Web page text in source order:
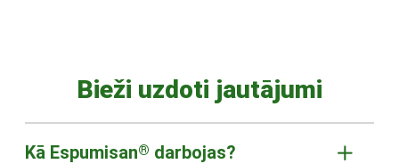
Bieži uzdoti jautājumi
Kā Espumisan® darbojas?